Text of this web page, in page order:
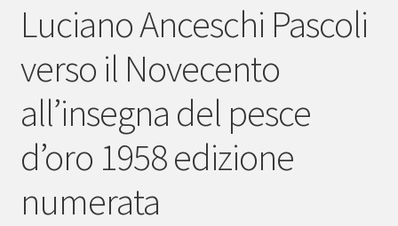
Luciano Anceschi Pascoli
verso il Novecento
all’insegna del pesce
d’oro 1958 edizione
numerata